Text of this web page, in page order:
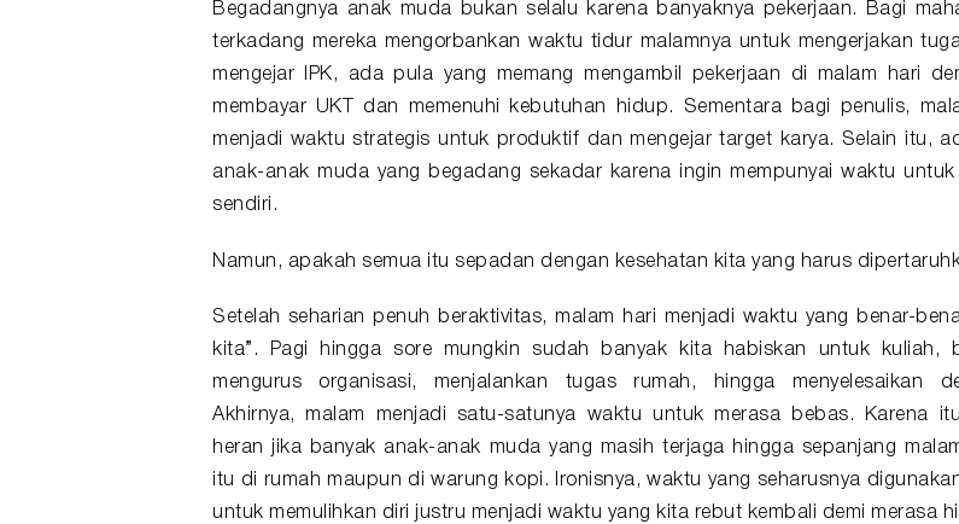
Begadangnya anak muda bukan selalu karena banyaknya pekerjaan. Bagi
terkadang mereka mengorbankan waktu tidur malamnya untuk mengerjakan
mengejar IPK, ada pula yang memang mengambil pekerjaan di malam hari
membayar UKT dan memenuhi kebutuhan hidup. Sementara bagi penulis,
menjadi waktu strategis untuk produktif dan mengejar target karya. Selain itu,
anak-anak muda yang begadang sekadar karena ingin mempunyai waktu untuk
sendiri.
Namun, apakah semua itu sepadan dengan kesehatan kita yang harus
Setelah seharian penuh beraktivitas, malam hari menjadi waktu yang benar-
kita”. Pagi hingga sore mungkin sudah banyak kita habiskan untuk kuliah,
mengurus organisasi, menjalankan tugas rumah, hingga menyelesaikan
Akhirnya, malam menjadi satu-satunya waktu untuk merasa bebas. Karena
heran jika banyak anak-anak muda yang masih terjaga hingga sepanjang
itu di rumah maupun di warung kopi. Ironisnya, waktu yang seharusnya
untuk memulihkan diri justru menjadi waktu yang kita rebut kembali demi merasa